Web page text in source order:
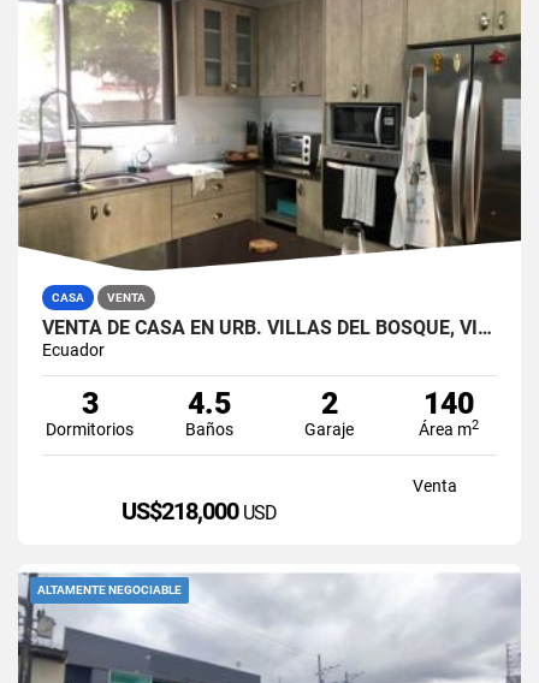
CASA VENTA
VENTA DE CASA EN URB. VILLAS DEL BOSQUE, VÍA A LA COSTA
Ecuador
3
Dormitorios
4.5
Baños
2
Garaje
140
Área m2
Venta
US$218,000 USD
ALTAMENTE NEGOCIABLE